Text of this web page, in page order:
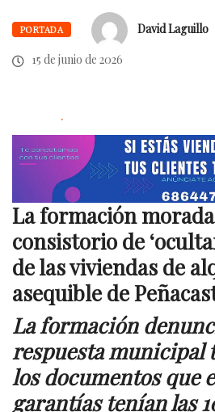
PORTADA
David Laguillo
15 de junio de 2026
.
La formación
consistorio de
de las viviendas de
asequible de
La formación
respuesta municipal
los documentos que
garantías tenían las